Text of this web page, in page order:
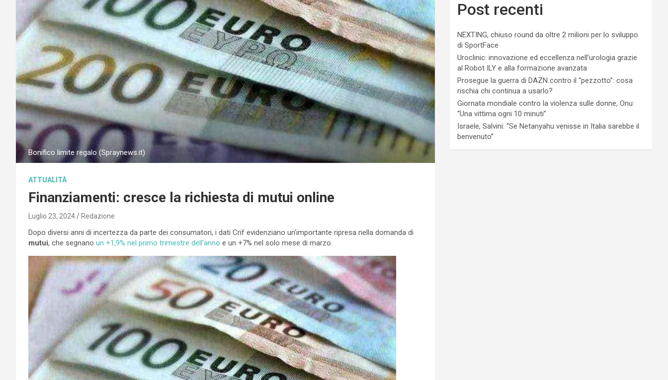
Bonifico limite regalo (Spraynews.it)
ATTUALITÀ
Finanziamenti: cresce la richiesta di mutui online
Luglio 23, 2024 Redazione
Dopo diversi anni di incertezza da parte dei consumatori, i dati Crif evidenziano un’importante ripresa nella domanda di
mutui, che segnano un +1,9% nel primo trimestre dell’anno e un +7% nel solo mese di marzo.
Post recenti
NEXTING, chiuso round da oltre 2 milioni per lo sviluppo
di SportFace
Uroclinic: innovazione ed eccellenza nell’urologia grazie
al Robot ILY e alla formazione avanzata
Prosegue la guerra di DAZN contro il “pezzotto”: cosa
rischia chi continua a usarlo?
Giornata mondiale contro la violenza sulle donne, Onu:
“Una vittima ogni 10 minuti”
Israele, Salvini: “Se Netanyahu venisse in Italia sarebbe il
benvenuto”